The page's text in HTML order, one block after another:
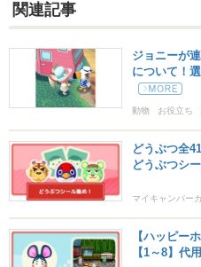
関連記事
ジョニーが
について！
動物 お役立ち
どうぶつ全
どうぶつシ
マイキャンパー
【ハッピー
【1～8】代